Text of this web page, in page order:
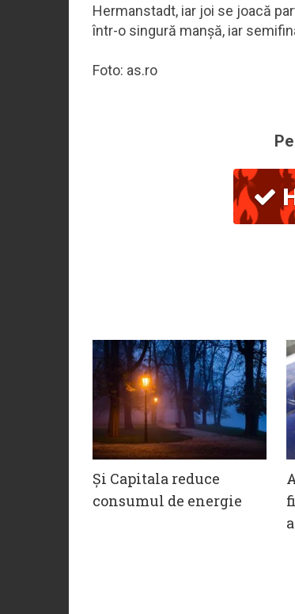
Hermanstadt, iar joi se joacă
într-o singură manșă, iar
Foto: as.ro
Și Capitala reduce
consumul de energie